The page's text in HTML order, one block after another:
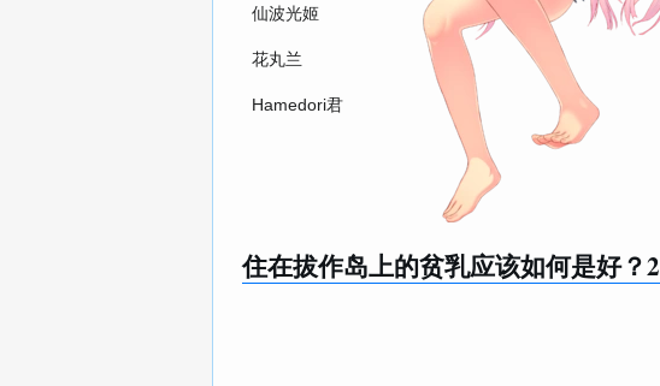
仙波光姬
花丸兰
Hamedori君
住在拔作岛上的贫乳应该如何是好？2